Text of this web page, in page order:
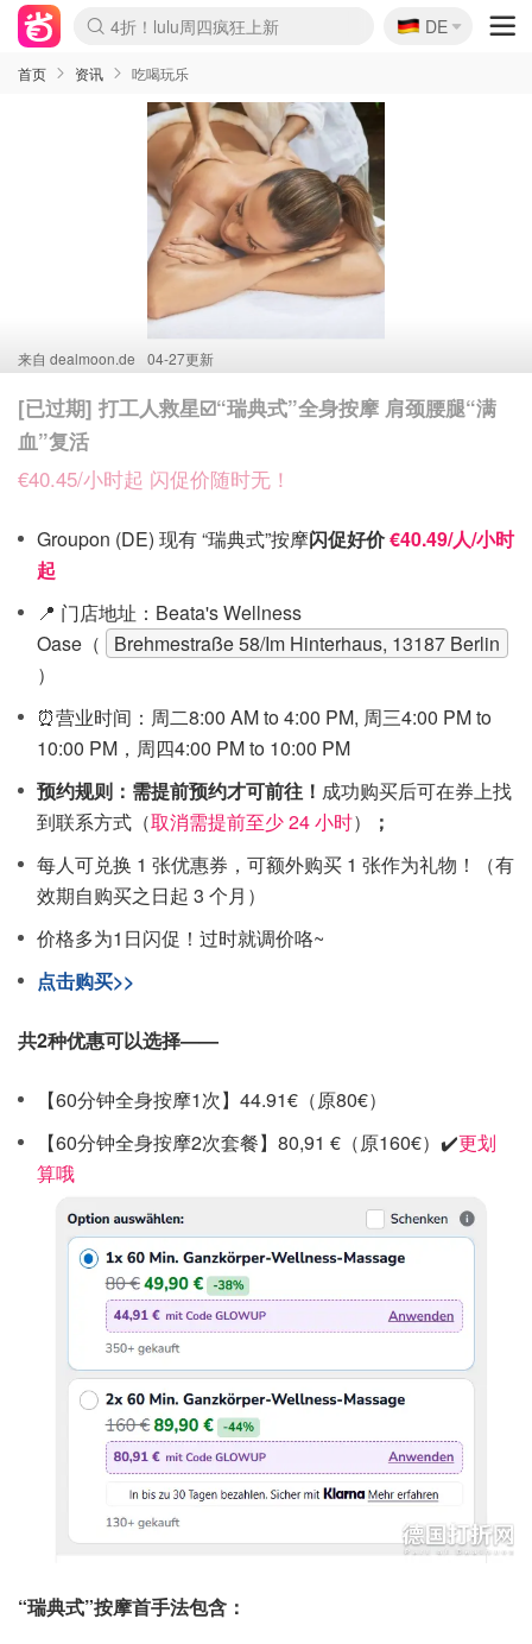
Boticinal 夏促开抢！
4折！lulu周四疯狂上新
还没结束！&OtherStories大促
Joybuy变相75折 随时失效
速领！Stanley独家85折
疑似霸哥！Camper额外叠85折
Zalando 奥莱闪促！每日更新
Moncler反季囤！5折起+叠9折
Coach Brooklyn仅€192
🇩🇪
DE
首页 资讯 吃喝玩乐
来自 dealmoon.de 04-27更新
[已过期] 打工人救星☑️“瑞典式”全身按摩 肩颈腰腿“满
血”复活
€40.45/小时起 闪促价随时无！
Groupon (DE) 现有 “瑞典式”按摩闪促好价€40.49/人/小时
起
📍 门店地址：Beata's Wellness
Oase（
Brehmestraße 58/Im Hinterhaus, 13187 Berlin
）
⏰营业时间：周二8:00 AM to 4:00 PM, 周三4:00 PM to
10:00 PM，周四4:00 PM to 10:00 PM
预约规则：需提前预约才可前往！ 成功购买后可在券上找
到联系方式（取消需提前至少 24 小时）
；
每人可兑换 1 张优惠券，可额外购买 1 张作为礼物！（有
效期自购买之日起 3 个月）
价格多为1日闪促！过时就调价咯~
点击购买>>
共2种优惠可以选择——
【60分钟全身按摩1次】44.91€（原80€）
【60分钟全身按摩2次套餐】80,91 €（原160€）✔️更划
算哦
“瑞典式”按摩首手法包含：